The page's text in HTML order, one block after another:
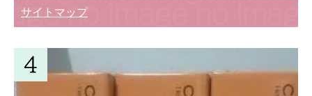
サイトマップ